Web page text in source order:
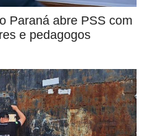
Paraná abre PSS com
e pedagogos